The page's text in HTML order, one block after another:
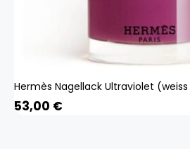
53,00 €